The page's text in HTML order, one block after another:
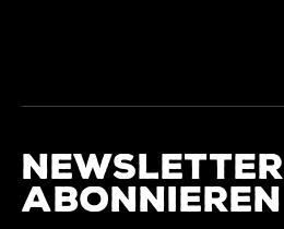
NEWSLETTER
ABONNIEREN